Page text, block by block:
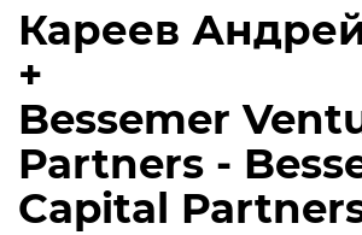
Кареев
+
Bessemer
Partners -
Capital